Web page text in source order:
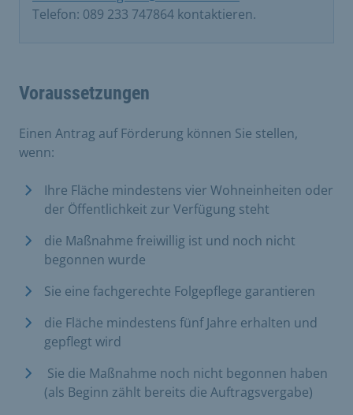
Telefon: 089 233 747864 kontaktieren.
Voraussetzungen
Einen Antrag auf Förderung können Sie stellen,
wenn:
Ihre Fläche mindestens vier Wohneinheiten oder
der Öffentlichkeit zur Verfügung steht
die Maßnahme freiwillig ist und noch nicht
begonnen wurde
Sie eine fachgerechte Folgepflege garantieren
die Fläche mindestens fünf Jahre erhalten und
gepflegt wird
​ Sie die Maßnahme noch nicht begonnen haben
(als Beginn zählt bereits die Auftragsvergabe)